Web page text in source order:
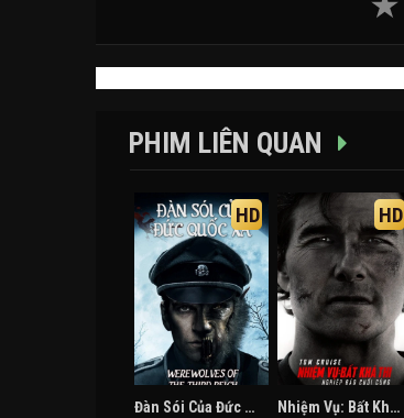
PHIM LIÊN QUAN
HD
Đàn Sói Của Đức Quốc Xã
HD
Nhiệm Vụ: Bất Khả Thi - Nghiệp Báo Cuối Cùng